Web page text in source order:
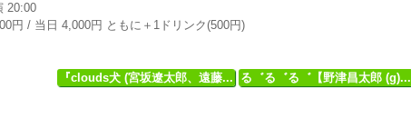
20:00
円 / 当日 4,000円 ともに＋1ドリンク(500円)
『clouds犬 (宮坂遼太郎、遠藤... る゛る゛る゛【野津昌太郎 (g)...